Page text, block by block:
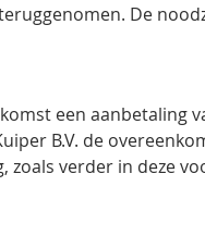
De
een
B.V. de
verder in deze